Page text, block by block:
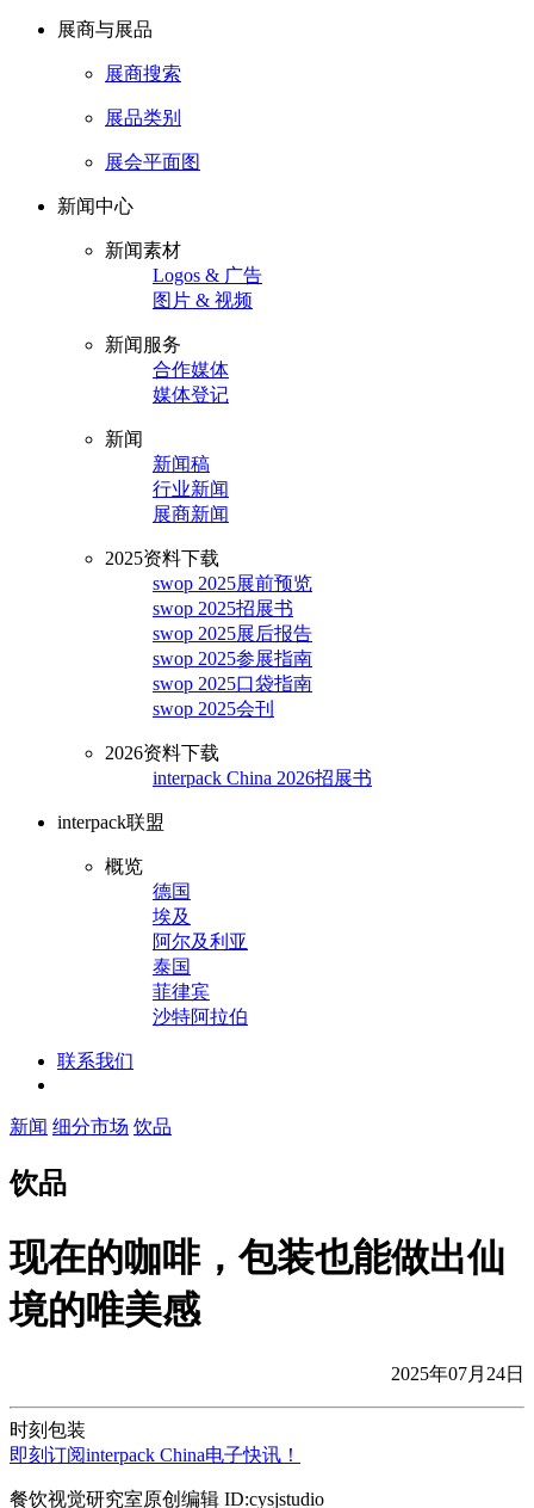
展商与展品
展商搜索
展品类别
展会平面图
新闻中心
新闻素材
Logos & 广告
图片 & 视频
新闻服务
合作媒体
媒体登记
新闻
新闻稿
行业新闻
展商新闻
2025资料下载
swop 2025展前预览
swop 2025招展书
swop 2025展后报告
swop 2025参展指南
swop 2025口袋指南
swop 2025会刊
2026资料下载
interpack China 2026招展书
interpack联盟
概览
德国
埃及
阿尔及利亚
泰国
菲律宾
沙特阿拉伯
联系我们
新闻 细分市场 饮品
饮品
现在的咖啡，包装也能做出仙
境的唯美感
2025年07月24日
时刻包装
即刻订阅interpack China电子快讯！
餐饮视觉研究室原创编辑 ID:cysjstudio